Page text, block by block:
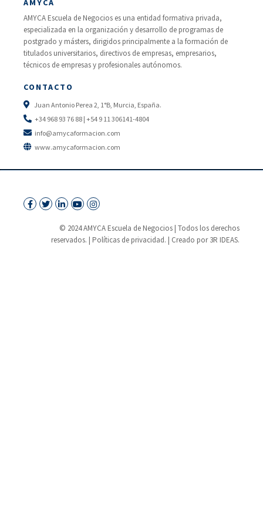
AMYCA
AMYCA Escuela de Negocios es una entidad formativa privada,
especializada en la organización y desarrollo de programas de
postgrado y másters, dirigidos principalmente a la formación de
titulados universitarios, directivos de empresas, empresarios,
técnicos de empresas y profesionales autónomos.
CONTACTO
Juan Antonio Perea 2, 1°B, Murcia, España.
+34 968 93 76 88 | +54 9 11 306141-4804
info@amycaformacion.com
www.amycaformacion.com
© 2024 AMYCA Escuela de Negocios | Todos los derechos
reservados. | Políticas de privacidad. | Creado por 3R IDEAS.